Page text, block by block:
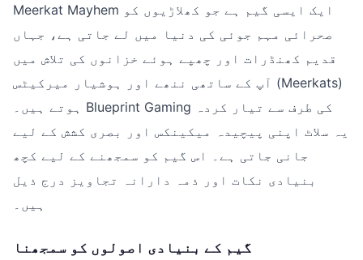
Meerkat Mayhem ایک ایسی گیم ہے جو کھلاڑیوں کو
صحرائی مہم جوئی کی دنیا میں لے جاتی ہے، جہاں
قدیم کھنڈرات اور چھپے ہوئے خزانوں کی تلاش میں
آپ کے ساتھی ننھے اور ہوشیار میرکیٹس (Meerkats)
ہوتے ہیں۔ Blueprint Gaming کی طرف سے تیار کردہ
یہ سلاٹ اپنی پیچیدہ میکینکس اور بصری کشش کے لیے
جانی جاتی ہے۔ اس گیم کو سمجھنے کے لیے کچھ
بنیادی نکات اور ذمہ دارانہ تجاویز درج ذیل
ہیں۔
گیم کے بنیادی اصولوں کو سمجھنا